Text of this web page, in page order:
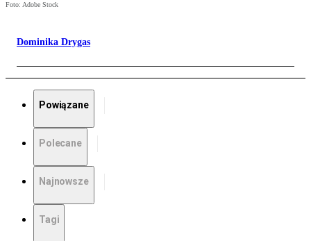
Foto: Adobe Stock
Dominika Drygas
Powiązane
Polecane
Najnowsze
Tagi